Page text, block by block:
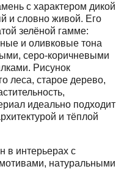
с характером дикой
и словно живой. Его
зелёной гамме:
и оливковые тона
серо-коричневыми
Рисунок
леса, старое дерево,
идеально подходит
и тёплой
в интерьерах с
натуральными